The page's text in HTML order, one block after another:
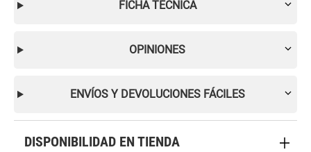
FICHA TÉCNICA
OPINIONES
ENVÍOS Y DEVOLUCIONES FÁCILES
DISPONIBILIDAD EN TIENDA